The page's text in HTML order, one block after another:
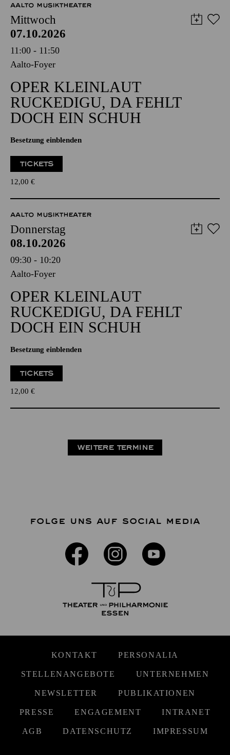
AALTO MUSIKTHEATER
Mittwoch
07.10.2026
11:00 - 11:50
Aalto-Foyer
OPER KLEINLAUT
RUCKEDIGU, DA FEHLT
DOCH EIN SCHUH
Besetzung einblenden
TICKETS
12,00 €
AALTO MUSIKTHEATER
Donnerstag
08.10.2026
09:30 - 10:20
Aalto-Foyer
OPER KLEINLAUT
RUCKEDIGU, DA FEHLT
DOCH EIN SCHUH
Besetzung einblenden
TICKETS
12,00 €
WEITERE TERMINE
FOLGE UNS AUF SOCIAL MEDIA
KONTAKT PERSONALIA
STELLENANGEBOTE UNTERNEHMEN
NEWSLETTER PUBLIKATIONEN
PRESSE ENGAGEMENT INTRANET
AGB DATENSCHUTZ IMPRESSUM